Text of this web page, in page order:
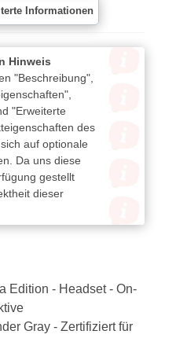
Informationen
Hinweis
"Beschreibung",
"Erweiterte
des
auf optionale
Da uns diese
gestellt
dieser
Edition - Headset - On-
Gray - Zertifiziert für